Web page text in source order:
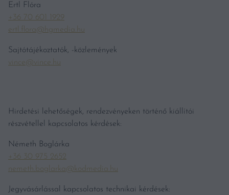
Ertl Flóra
+36 70 601 1929
ertl.flora@hgmedia.hu
Sajtótájékoztatók, -közlemények
vince@vince.hu
Hirdetési lehetőségek, rendezvényeken történő kiállítói
részvétellel kapcsolatos kérdések:
Németh Boglárka
+36 30 975 2652
nemeth.boglarka@kodmedia.hu
Jegyvásárlással kapcsolatos technikai kérdések: